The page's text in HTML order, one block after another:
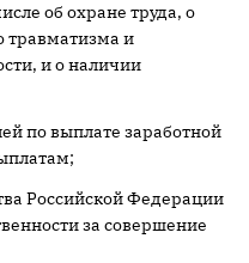
об охране труда, о
травматизма и
и о наличии
по выплате заработной
Российской Федерации
за совершение